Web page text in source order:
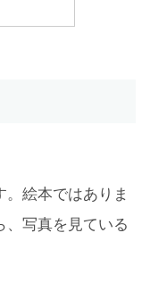
絵本ではありま
、写真を見ている